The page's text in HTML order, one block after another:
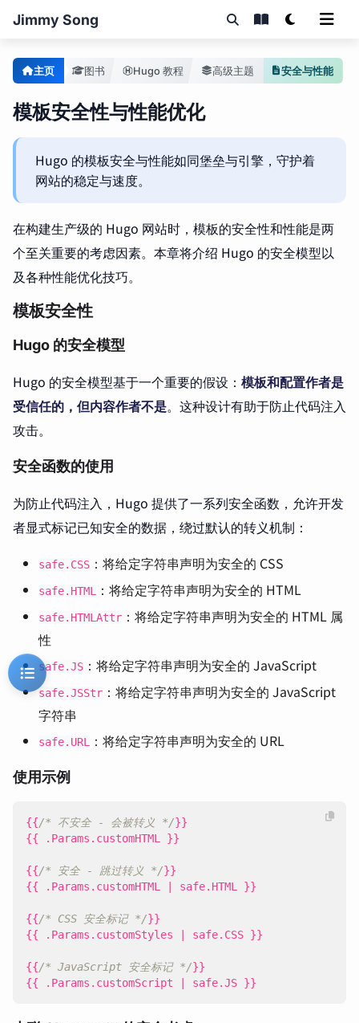
Jimmy Song
主页 图书 Hugo 教程 高级主题 安全与性能
模板安全性与性能优化
Hugo 的模板安全与性能如同堡垒与引擎，守护着
网站的稳定与速度。
在构建生产级的 Hugo 网站时，模板的安全性和性能是两
个至关重要的考虑因素。本章将介绍 Hugo 的安全模型以
及各种性能优化技巧。
模板安全性
Hugo 的安全模型
Hugo 的安全模型基于一个重要的假设： 模板和配置作者是
受信任的，但内容作者不是。这种设计有助于防止代码注入
攻击。
安全函数的使用
为防止代码注入，Hugo 提供了一系列安全函数，允许开发
者显式标记已知安全的数据，绕过默认的转义机制：
safe.CSS ：将给定字符串声明为安全的 CSS
safe.HTML ：将给定字符串声明为安全的 HTML
safe.HTMLAttr ：将给定字符串声明为安全的 HTML 属
性
safe.JS ：将给定字符串声明为安全的 JavaScript
safe.JSStr ：将给定字符串声明为安全的 JavaScript
字符串
safe.URL ：将给定字符串声明为安全的 URL
使用示例
{{/* 不安全 - 会被转义 */}}
{{
. Params . customHTML }}
{{/* 安全 - 跳过转义 */}}
{{
. Params . customHTML safe. HTML }}
{{/* CSS 安全标记 */}}
{{
. Params . customStyles safe. CSS }}
{{/* JavaScript 安全标记 */}}
{{
. Params . customScript safe.JS }}